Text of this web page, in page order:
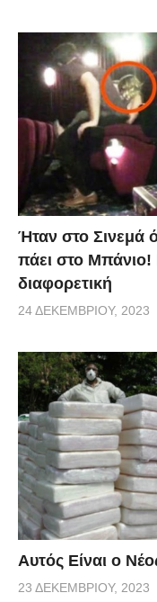
Ήταν στο Σινεμά
πάει στο Μπάνιο!
διαφορετική
24 ΔΕΚΕΜΒΡΊΟΥ, 2023
Αυτός Είναι ο
23 ΔΕΚΕΜΒΡΊΟΥ, 2023